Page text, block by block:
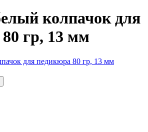
колпачок для
гр, 13 мм